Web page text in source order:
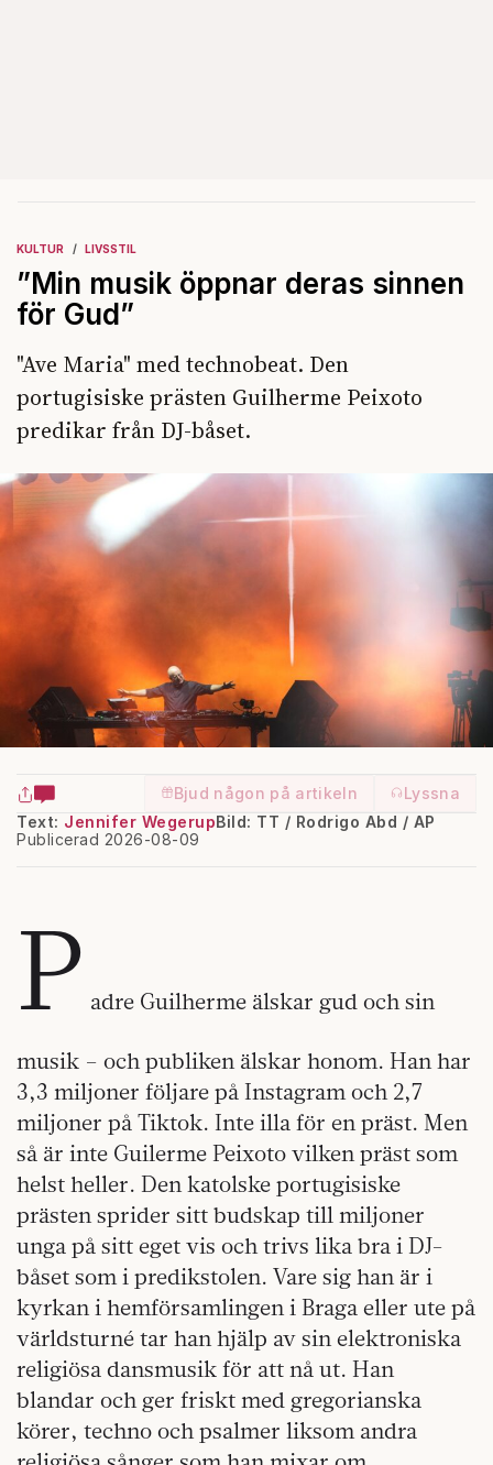
KULTUR LIVSSTIL
”Min musik öppnar deras sinnen
för Gud”
"Ave Maria" med technobeat. Den
portugisiske prästen Guilherme Peixoto
predikar från DJ-båset.
Bjud någon på artikeln
Lyssna
Text: Jennifer Wegerup
Publicerad 2026-08-09
Bild: TT / Rodrigo Abd / AP
P adre Guilherme älskar gud och sin
musik – och publiken älskar honom. Han har
3,3 miljoner följare på Instagram och 2,7
miljoner på Tiktok. Inte illa för en präst. Men
så är inte Guilerme Peixoto vilken präst som
helst heller. Den katolske portugisiske
prästen sprider sitt budskap till miljoner
unga på sitt eget vis och trivs lika bra i DJ-
båset som i predikstolen. Vare sig han är i
kyrkan i hemförsamlingen i Braga eller ute på
världsturné tar han hjälp av sin elektroniska
religiösa dansmusik för att nå ut. Han
blandar och ger friskt med gregorianska
körer, techno och psalmer liksom andra